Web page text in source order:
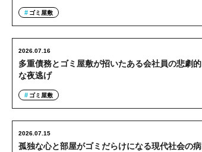
ゴミ屋敷
多重債務とゴミ屋敷が招いたある会社員の悲劇的
な夜逃げ
2026.07.16
ゴミ屋敷
孤独な心と部屋がゴミだらけになる現代社会の病
2026.07.15